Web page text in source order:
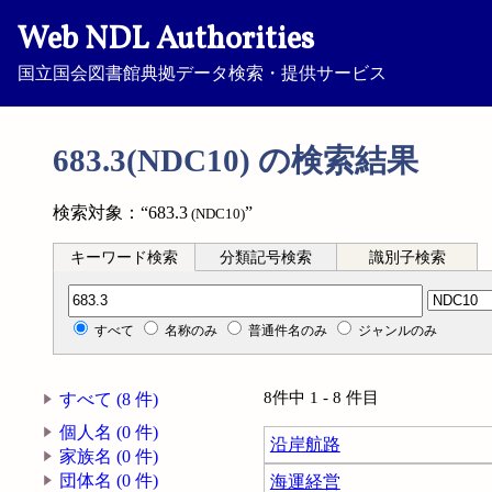
Web NDL Authorities
国立国会図書館典拠データ検索・提供サービス
683.3(NDC10) の検索結果
検索対象：“683.3 (NDC10)”
キーワード検索 分類記号検索 識別子検索
分類記号検索
すべて 名称のみ 普通件名のみ ジャンルのみ
すべて (8 件)
個人名 (0 件)
家族名 (0 件)
団体名 (0 件)
8件中 1 - 8 件目
沿岸航路
海運経営